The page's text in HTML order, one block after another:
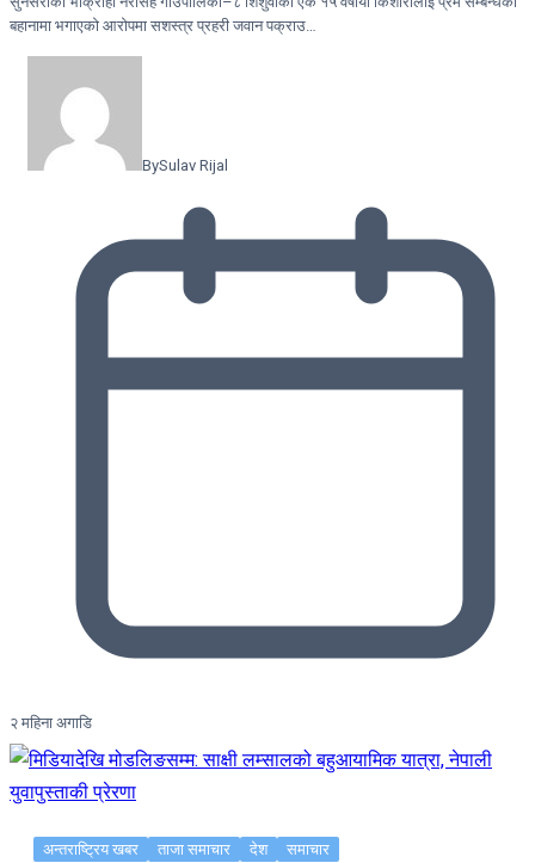
बहानामा भगाएको आरोपमा सशस्त्र प्रहरी जवान पक्राउ…
BySulav Rijal
२ महिना अगाडि
अन्तराष्ट्रिय खबर ताजा समाचार देश समाचार